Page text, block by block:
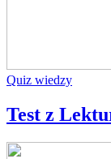
Quiz wiedzy
Test z